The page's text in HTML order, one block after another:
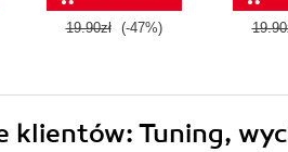
19.90zł (-47%)
klientów: Tuning,